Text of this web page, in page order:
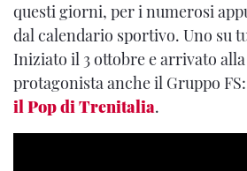
questi giorni, per i numerosi
dal calendario sportivo. Uno su
Iniziato il 3 ottobre e arrivato
protagonista anche il Gruppo FS:
il Pop di Trenitalia.